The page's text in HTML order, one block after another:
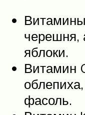
черешня,
яблоки.
Витамин
фасоль.